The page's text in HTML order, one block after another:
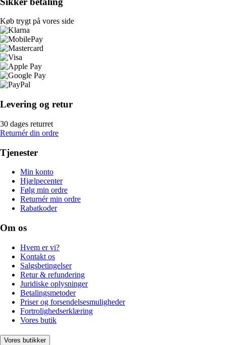
Køb trygt på vores side
Levering og retur
30 dages returret
Returnér din ordre
Tjenester
Min konto
Hjælpecenter
Følg min ordre
Returnér min ordre
Rabatkoder
Om os
Hvem er vi?
Kontakt os
Salgsbetingelser
Retur & refundering
Juridiske oplysninger
Betalingsmetoder
Priser og forsendelsesmuligheder
Fortrolighedserklæring
Vores butik
Vores butikker